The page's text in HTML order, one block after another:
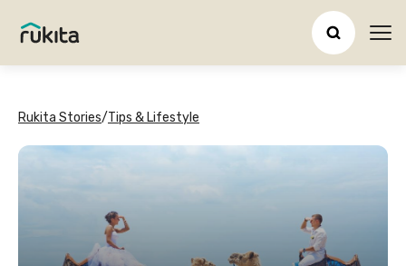
Rukita Stories/Tips & Lifestyle